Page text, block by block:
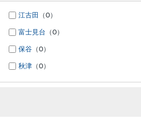
江古田
（0）
富士見台 （0）
保谷 （0）
秋津 （0）